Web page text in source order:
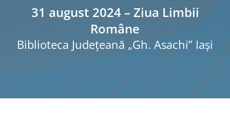
31 august 2024 – Ziua Limbii
Române
Biblioteca Judeţeană „Gh. Asachi” Iaşi